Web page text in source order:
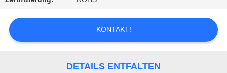
IN
VERBINDUNG
FORDERN
KONTAKT!
DETAILS ENTFALTEN